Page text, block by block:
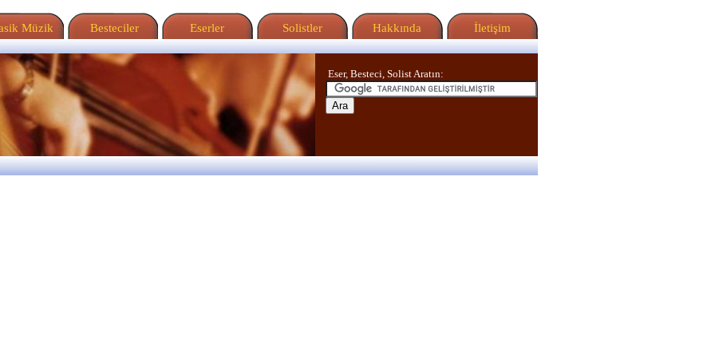
Müzik Besteciler Eserler Solistler Hakkında İletişim
Eser, Besteci, Solist Aratın: